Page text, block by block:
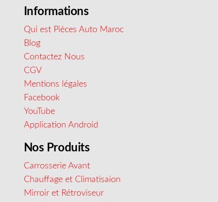
Informations
Qui est Pièces Auto Maroc
Blog
Contactez Nous
CGV
Mentions légales
Facebook
YouTube
Application Android
Nos Produits
Carrosserie Avant
Chauffage et Climatisaion
Mirroir et Rétroviseur